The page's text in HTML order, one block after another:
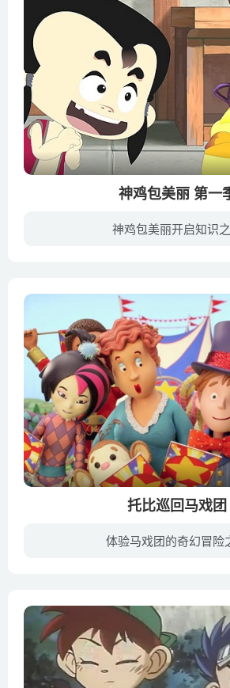
神鸡包美丽 第一
神鸡包美丽开启知识
托比巡回马戏团
体验马戏团的奇幻冒险